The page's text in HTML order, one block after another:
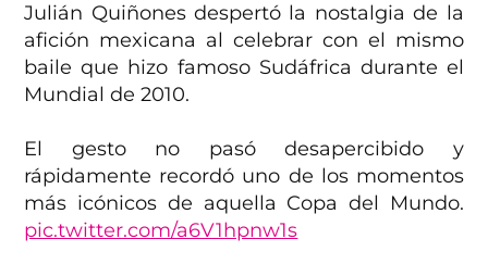
Julián Quiñones despertó la nostalgia de la
afición mexicana al celebrar con el mismo
baile que hizo famoso Sudáfrica durante el
Mundial de 2010.
El gesto no pasó desapercibido y
rápidamente recordó uno de los momentos
más icónicos de aquella Copa del Mundo.
pic.twitter.com/a6V1hpnw1s